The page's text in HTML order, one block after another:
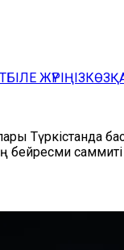
БІЛЕ ЖҮРІҢІЗ
Түркістанда
бейресми